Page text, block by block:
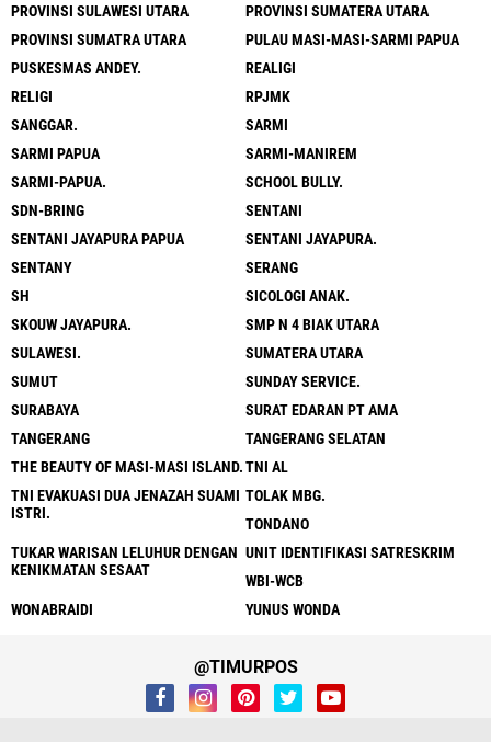
PROVINSI SULAWESI UTARA
PROVINSI SUMATERA UTARA
PROVINSI SUMATRA UTARA
PULAU MASI-MASI-SARMI PAPUA
PUSKESMAS ANDEY.
REALIGI
RELIGI
RPJMK
SANGGAR.
SARMI
SARMI PAPUA
SARMI-MANIREM
SARMI-PAPUA.
SCHOOL BULLY.
SDN-BRING
SENTANI
SENTANI JAYAPURA PAPUA
SENTANI JAYAPURA.
SENTANY
SERANG
SH
SICOLOGI ANAK.
SKOUW JAYAPURA.
SMP N 4 BIAK UTARA
SULAWESI.
SUMATERA UTARA
SUMUT
SUNDAY SERVICE.
SURABAYA
SURAT EDARAN PT AMA
TANGERANG
TANGERANG SELATAN
THE BEAUTY OF MASI-MASI ISLAND.TNI AL
TNI EVAKUASI DUA JENAZAH SUAMI
ISTRI.
TOLAK MBG.
TONDANO
TUKAR WARISAN LELUHUR DENGAN
KENIKMATAN SESAAT
UNIT IDENTIFIKASI SATRESKRIM
WBI-WCB
WONABRAIDI
YUNUS WONDA
@TIMURPOS